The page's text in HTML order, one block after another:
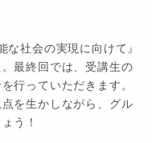
社会の実現に向けて』
最終回では、受講生の
行っていただきます。
を生かしながら、グル
う！